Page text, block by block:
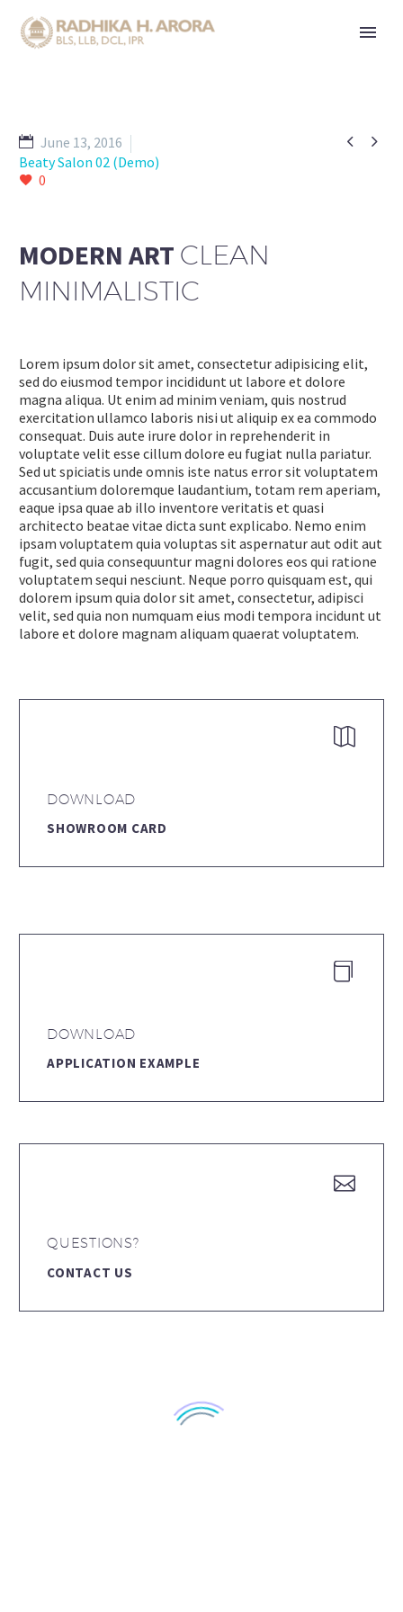
 
June 13, 2016
Beaty Salon 02 (Demo)
0
MODERN ART CLEAN
MINIMALISTIC
Lorem ipsum dolor sit amet, consectetur adipisicing elit,
sed do eiusmod tempor incididunt ut labore et dolore
magna aliqua. Ut enim ad minim veniam, quis nostrud
exercitation ullamco laboris nisi ut aliquip ex ea commodo
consequat. Duis aute irure dolor in reprehenderit in
voluptate velit esse cillum dolore eu fugiat nulla pariatur.
Sed ut spiciatis unde omnis iste natus error sit voluptatem
accusantium doloremque laudantium, totam rem aperiam,
eaque ipsa quae ab illo inventore veritatis et quasi
architecto beatae vitae dicta sunt explicabo. Nemo enim
ipsam voluptatem quia voluptas sit aspernatur aut odit aut
fugit, sed quia consequuntur magni dolores eos qui ratione
voluptatem sequi nesciunt. Neque porro quisquam est, qui
dolorem ipsum quia dolor sit amet, consectetur, adipisci
velit, sed quia non numquam eius modi tempora incidunt ut
labore et dolore magnam aliquam quaerat voluptatem.


DOWNLOAD
SHOWROOM CARD


DOWNLOAD
APPLICATION EXAMPLE


QUESTIONS?
CONTACT US